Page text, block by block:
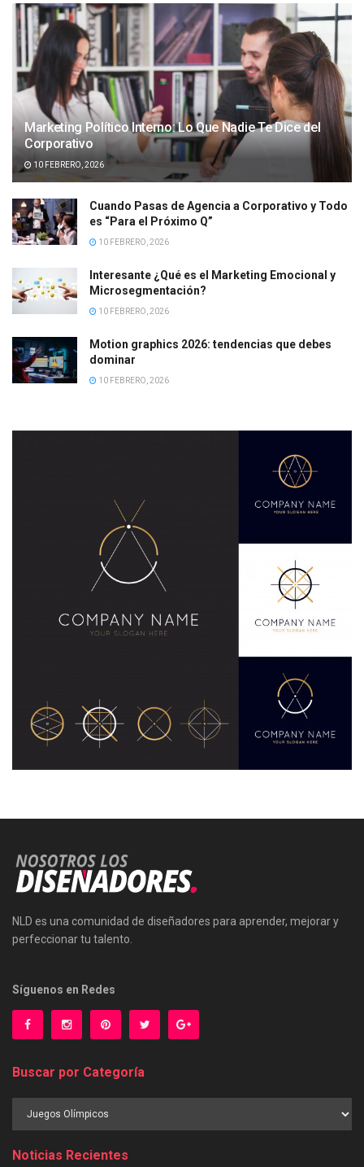
Marketing Político Interno: Lo Que Nadie Te Dice del
Corporativo
10 FEBRERO, 2026
Cuando Pasas de Agencia a Corporativo y Todo
es “Para el Próximo Q”
10 FEBRERO, 2026
Interesante ¿Qué es el Marketing Emocional y
Microsegmentación?
10 FEBRERO, 2026
Motion graphics 2026: tendencias que debes
dominar
10 FEBRERO, 2026
NLD es una comunidad de diseñadores para aprender, mejorar y
perfeccionar tu talento.
Síguenos en Redes
Buscar por Categoría
Noticias Recientes